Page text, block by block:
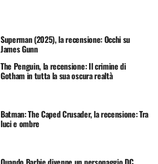
Superman (2025), la recensione: Occhi su
James Gunn
The Penguin, la recensione: Il crimine di
Gotham in tutta la sua oscura realtà
Batman: The Caped Crusader, la recensione: Tra
luci e ombre